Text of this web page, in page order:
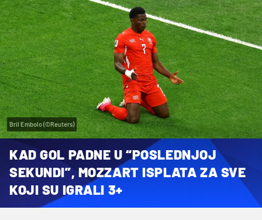
Bril Embolo (©Reuters)
KAD GOL PADNE U “POSLEDNJOJ
SEKUNDI”, MOZZART ISPLATA ZA SVE
KOJI SU IGRALI 3+